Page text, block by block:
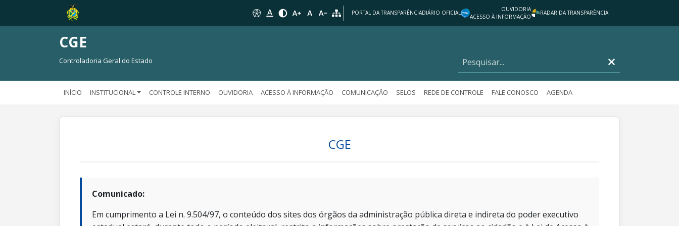
PORTAL DA TRANSPARÊNCIADIÁRIO OFICIAL
OUVIDORIA
ACESSO À INFORMAÇÃO
RADAR DA TRANSPARÊNCIA
CGE
Controladoria Geral do Estado
INÍCIO INSTITUCIONAL CONTROLE INTERNO OUVIDORIA ACESSO À INFORMAÇÃO COMUNICAÇÃO SELOS REDE DE CONTROLE FALE CONOSCO AGENDA
CGE
Comunicado:
Em cumprimento a Lei n. 9.504/97, o conteúdo dos sites dos órgãos da administração pública direta e indireta do poder executivo